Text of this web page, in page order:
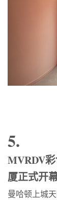
5.
MVRDV
厦正式开
曼哈顿上城